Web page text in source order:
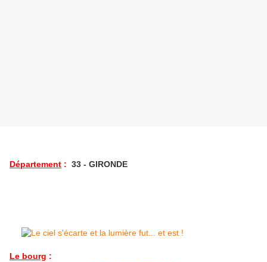
Département : 33 - GIRONDE
Le bourg :